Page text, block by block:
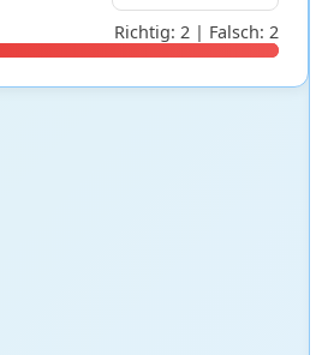
Richtig: 2 | Falsch: 2